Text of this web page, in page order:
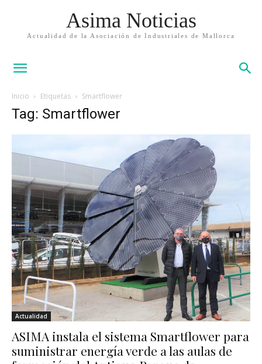
Asima Noticias
Actualidad de la Asociación de Industriales de Mallorca
Inicio Etiquetas Smartflower
Tag: Smartflower
Actualidad
ASIMA instala el sistema Smartflower para
suministrar energía verde a las aulas de